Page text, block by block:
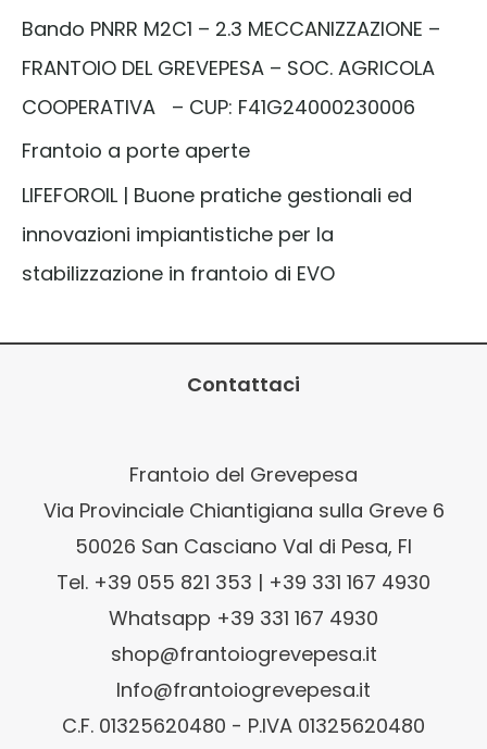
Bando PNRR M2C1 – 2.3 MECCANIZZAZIONE –
FRANTOIO DEL GREVEPESA – SOC. AGRICOLA
COOPERATIVA – CUP: F41G24000230006
Frantoio a porte aperte
LIFEFOROIL | Buone pratiche gestionali ed
innovazioni impiantistiche per la
stabilizzazione in frantoio di EVO
Contattaci
Frantoio del Grevepesa
Via Provinciale Chiantigiana sulla Greve 6
50026 San Casciano Val di Pesa, FI
Tel. +39 055 821 353 | +39 331 167 4930
Whatsapp +39 331 167 4930
shop@frantoiogrevepesa.it
Info@frantoiogrevepesa.it
C.F. 01325620480 - P.IVA 01325620480